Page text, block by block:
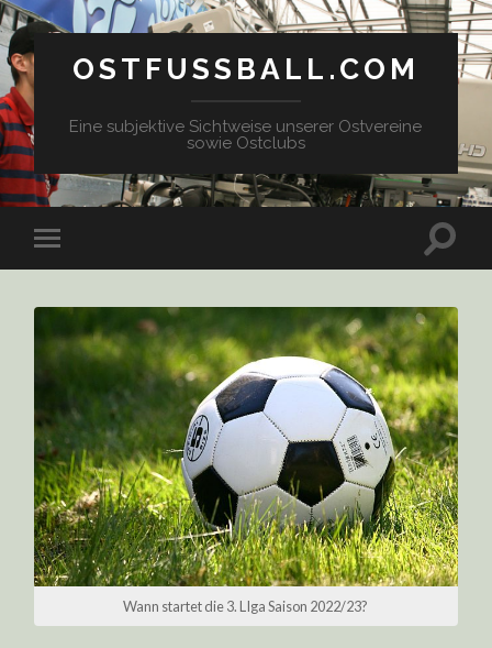
OSTFUSSBALL.COM
Eine subjektive Sichtweise unserer Ostvereine
sowie Ostclubs
Wann startet die 3. LIga Saison 2022/23?